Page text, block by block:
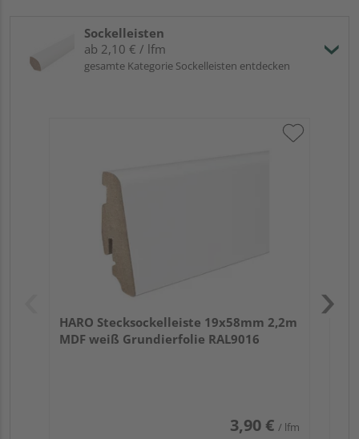
Sockelleisten
ab 2,10 € / lfm
gesamte Kategorie Sockelleisten entdecken
HARO Stecksockelleiste 19x58mm 2,2m
MDF weiß Grundierfolie RAL9016
3,90 € / lfm